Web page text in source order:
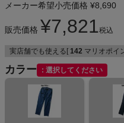
もっと見る
メンズカジュアルウェア
レディースカジュアルウェア
メーカー希望小売価格 ¥8,690
販売価格 ¥7,821税込
実店舗でも使える[ 142 マリオポイ
カラー 選択してください